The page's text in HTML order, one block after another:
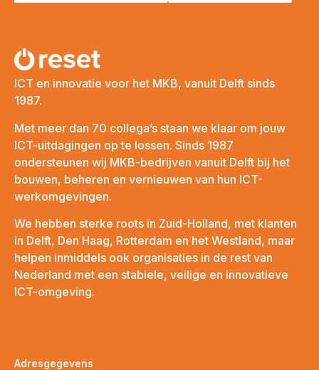
ICT en innovatie voor het MKB, vanuit Delft sinds
1987.
Met meer dan 70 collega’s staan we klaar om jouw
ICT-uitdagingen op te lossen. Sinds 1987
ondersteunen wij MKB-bedrijven vanuit Delft bij het
bouwen, beheren en vernieuwen van hun ICT-
werkomgevingen.
We hebben sterke roots in Zuid-Holland, met klanten
in Delft, Den Haag, Rotterdam en het Westland, maar
helpen inmiddels ook organisaties in de rest van
Nederland met een stabiele, veilige en innovatieve
ICT-omgeving.
Adresgegevens